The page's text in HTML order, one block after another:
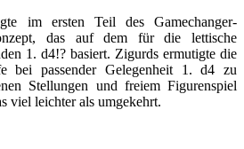
im ersten Teil des Gamechanger-
das auf dem für die lettische
1. d4!? basiert. Zigurds ermutigte die
bei passender Gelegenheit 1. d4 zu
Stellungen und freiem Figurenspiel
viel leichter als umgekehrt.